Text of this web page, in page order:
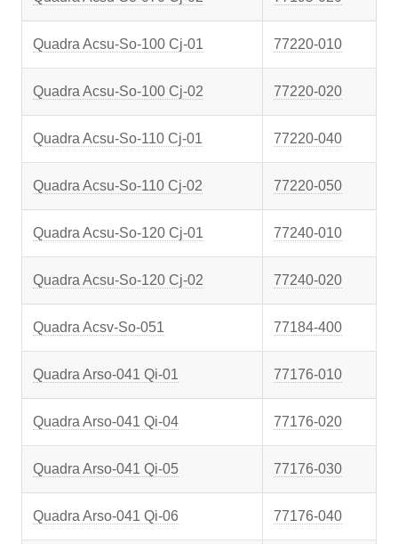
Quadra Acsu-So-100 Cj-01 77220-010
Quadra Acsu-So-100 Cj-02 77220-020
Quadra Acsu-So-110 Cj-01 77220-040
Quadra Acsu-So-110 Cj-02 77220-050
Quadra Acsu-So-120 Cj-01 77240-010
Quadra Acsu-So-120 Cj-02 77240-020
Quadra Acsv-So-051 77184-400
Quadra Arso-041 Qi-01 77176-010
Quadra Arso-041 Qi-04 77176-020
Quadra Arso-041 Qi-05 77176-030
Quadra Arso-041 Qi-06 77176-040